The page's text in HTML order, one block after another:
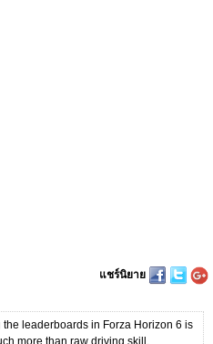
แชร์นิยาย
the leaderboards in Forza Horizon 6 is
more than raw driving skill.